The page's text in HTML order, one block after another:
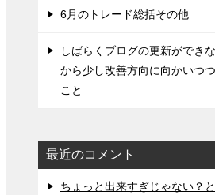
6月のトレード総括その他
しばらくブログの更新ができ
から少し改善方向に向かいつ
こと
最近のコメント
ちょっと出来すぎじゃない？